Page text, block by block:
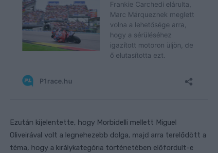
Ezután kijelentette, hogy Morbidelli mellett Miguel
Oliveirával volt a legnehezebb dolga, majd arra terelődött a
téma, hogy a királykategória történetében előfordult-e